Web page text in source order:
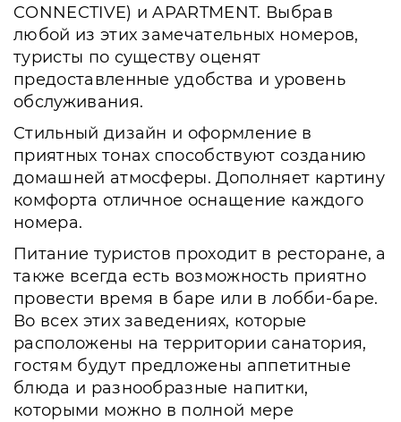
CONNECTIVE) и APARTMENT. Выбрав
любой из этих замечательных номеров,
туристы по существу оценят
предоставленные удобства и уровень
обслуживания.
Стильный дизайн и оформление в
приятных тонах способствуют созданию
домашней атмосферы. Дополняет картину
комфорта отличное оснащение каждого
номера.
Питание туристов проходит в ресторане, а
также всегда есть возможность приятно
провести время в баре или в лобби-баре.
Во всех этих заведениях, которые
расположены на территории санатория,
гостям будут предложены аппетитные
блюда и разнообразные напитки,
которыми можно в полной мере